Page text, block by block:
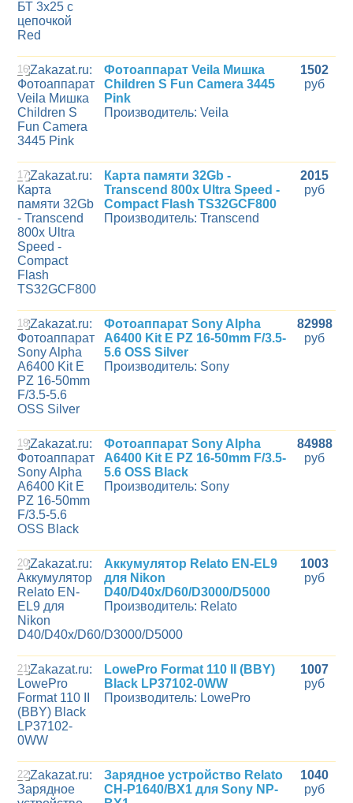
16
Фотоаппарат Veila Мишка
Children S Fun Camera 3445
Pink
Производитель: Veila
1502
руб
17
Карта памяти 32Gb -
Transcend 800x Ultra Speed -
Compact Flash TS32GCF800
Производитель: Transcend
2015
руб
18
Фотоаппарат Sony Alpha
A6400 Kit E PZ 16-50mm F/3.5-
5.6 OSS Silver
Производитель: Sony
82998
руб
19
Фотоаппарат Sony Alpha
A6400 Kit E PZ 16-50mm F/3.5-
5.6 OSS Black
Производитель: Sony
84988
руб
20
Аккумулятор Relato EN-EL9
для Nikon
D40/D40x/D60/D3000/D5000
Производитель: Relato
1003
руб
21
LowePro Format 110 II (BBY)
Black LP37102-0WW
Производитель: LowePro
1007
руб
22
Зарядное устройство Relato
CH-P1640/BX1 для Sony NP-
1040
руб